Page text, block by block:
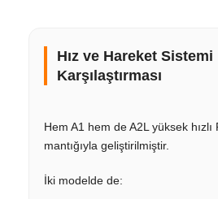
Hız ve Hareket Sistemi
Karşılaştırması
Hem A1 hem de A2L yüksek hızlı
mantığıyla geliştirilmiştir.
İki modelde de: